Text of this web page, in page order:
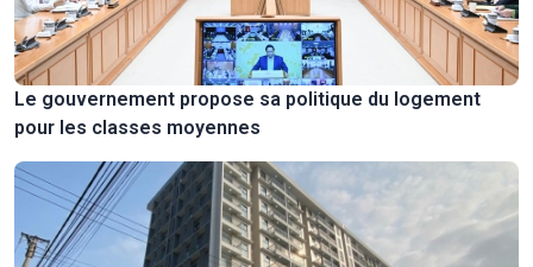
Le gouvernement propose sa politique du logement
pour les classes moyennes